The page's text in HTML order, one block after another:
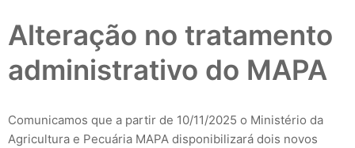
Alteração no tratamento
administrativo do MAPA
Comunicamos que a partir de 10/11/2025 o Ministério da
Agricultura e Pecuária MAPA disponibilizará dois novos